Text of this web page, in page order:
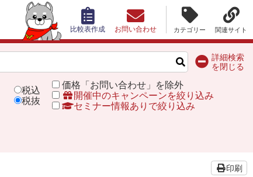
カテゴリー 関連サイト
比較表作成 お問い合わせ
詳細検索
を閉じる
税込
税抜
価格「お問い合わせ」を除外
開催中のキャンペーンを絞り込み
セミナー情報ありで絞り込み
印刷